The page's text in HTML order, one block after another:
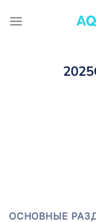
ОСНОВНЫЕ